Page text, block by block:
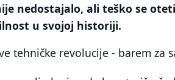
nedostajalo, ali teško se oteti
u svojoj historiji.
tehničke revolucije - barem za